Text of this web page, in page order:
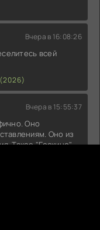
Вчера в 16:08:26
всей
Вчера в 15:55:37
Оно
Оно из
Такое "Госкино"